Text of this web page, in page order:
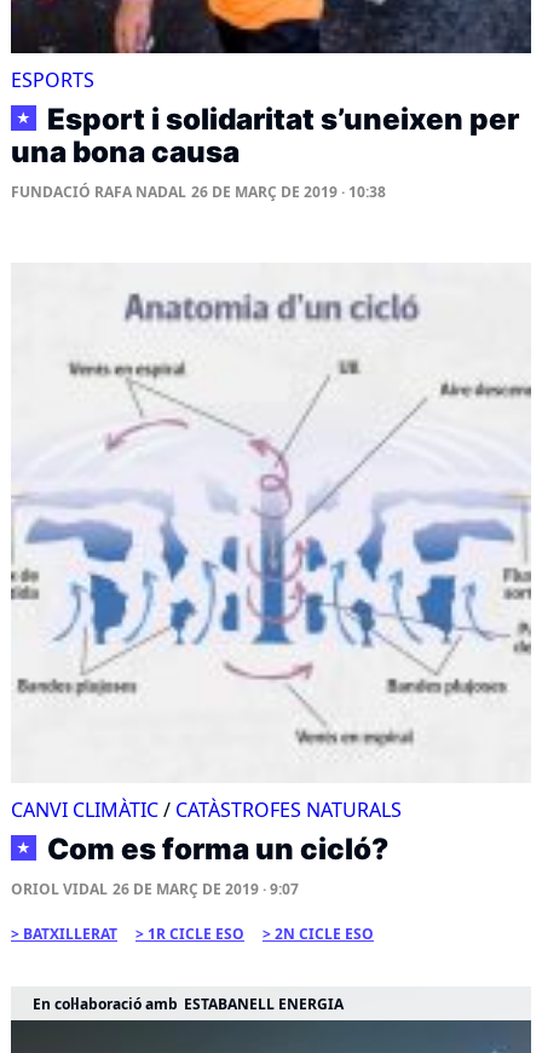
ESPORTS
★
Esport i solidaritat s’uneixen per
una bona causa
FUNDACIÓ RAFA NADAL 26 DE MARÇ DE 2019 · 10:38
CANVI CLIMÀTIC/ CATÀSTROFES NATURALS
★ Com es forma un cicló?
ORIOL VIDAL 26 DE MARÇ DE 2019 · 9:07
BATXILLERAT 1R CICLE ESO 2N CICLE ESO
En col·laboració amb ESTABANELL ENERGIA